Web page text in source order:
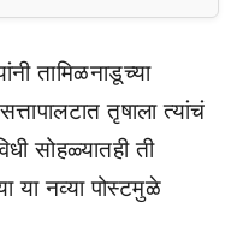
तामिळनाडूच्या
तृषाला त्यांचं
सोहळ्यातही ती
या नव्या पोस्टमुळे